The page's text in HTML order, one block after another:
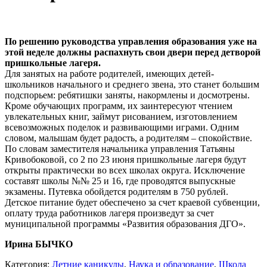
По решению руководства управления образования уже на
этой неделе должны распахнуть свои двери перед детворой
пришкольные лагеря.
Для занятых на работе родителей, имеющих детей-
школьников начального и среднего звена, это станет большим
подспорьем: ребятишки заняты, накормлены и досмотрены.
Кроме обучающих программ, их заинтересуют чтением
увлекательных книг, займут рисованием, изготовлением
всевозможных поделок и развивающими играми. Одним
словом, малышам будет радость, а родителям – спокойствие.
По словам заместителя начальника управления Татьяны
Кривобоковой, со 2 по 23 июня пришкольные лагеря будут
открыты практически во всех школах округа. Исключение
составят школы №№ 25 и 16, где проводятся выпускные
экзамены. Путевка обойдется родителям в 750 рублей.
Детское питание будет обеспечено за счет краевой субвенции,
оплату труда работников лагеря произведут за счет
муниципальной программы «Развития образования ДГО».
Ирина БЫЧКО
Категория: Летние каникулы, Наука и образование, Школа